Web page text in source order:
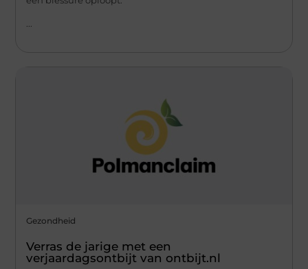
Gezondheid
Verras de jarige met een
verjaardagsontbijt van ontbijt.nl